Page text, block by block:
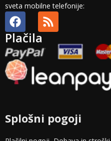
sveta mobilne telefonije:
Plačila
Splošni pogoji